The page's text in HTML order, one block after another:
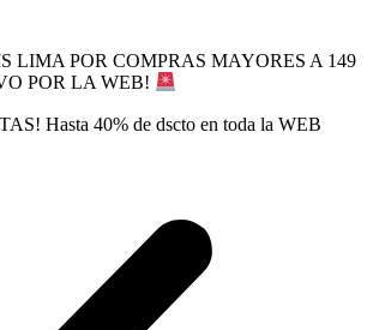
LIMA POR COMPRAS MAYORES A 149
POR LA WEB!
Hasta 40% de dscto en toda la WEB